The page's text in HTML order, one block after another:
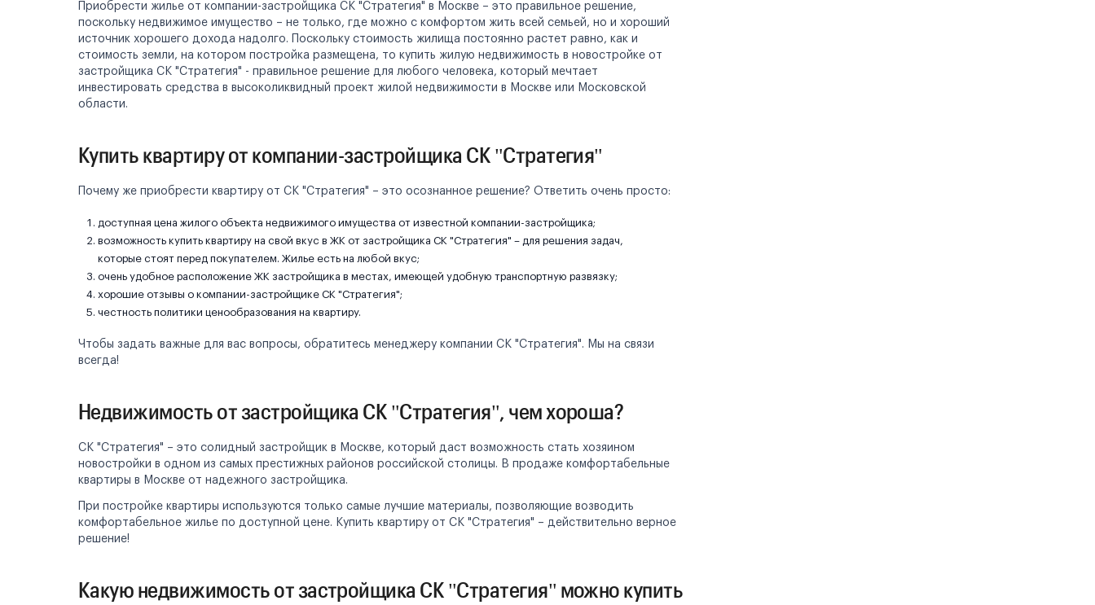
Приобрести жилье от компании-застройщика СК "Стратегия" в Москве – это правильное решение,
поскольку недвижимое имущество – не только, где можно с комфортом жить всей семьей, но и хороший
источник хорошего дохода надолго. Поскольку стоимость жилища постоянно растет равно, как и
стоимость земли, на котором постройка размещена, то купить жилую недвижимость в новостройке от
застройщика СК "Стратегия" - правильное решение для любого человека, который мечтает
инвестировать средства в высоколиквидный проект жилой недвижимости в Москве или Московской
области.
Купить квартиру от компании-застройщика СК "Стратегия"
Почему же приобрести квартиру от СК "Стратегия" – это осознанное решение? Ответить очень просто:
доступная цена жилого объекта недвижимого имущества от известной компании-застройщика;
возможность купить квартиру на свой вкус в ЖК от застройщика СК "Стратегия" – для решения задач,
которые стоят перед покупателем. Жилье есть на любой вкус;
очень удобное расположение ЖК застройщика в местах, имеющей удобную транспортную развязку;
хорошие отзывы о компании-застройщике СК "Стратегия";
честность политики ценообразования на квартиру.
Чтобы задать важные для вас вопросы, обратитесь менеджеру компании СК "Стратегия". Мы на связи
всегда!
Недвижимость от застройщика СК "Стратегия", чем хороша?
СК "Стратегия" – это солидный застройщик в Москве, который даст возможность стать хозяином
новостройки в одном из самых престижных районов российской столицы. В продаже комфортабельные
квартиры в Москве от надежного застройщика.
При постройке квартиры используются только самые лучшие материалы, позволяющие возводить
комфортабельное жилье по доступной цене. Купить квартиру от СК "Стратегия" – действительно верное
решение!
Какую недвижимость от застройщика СК "Стратегия" можно купить